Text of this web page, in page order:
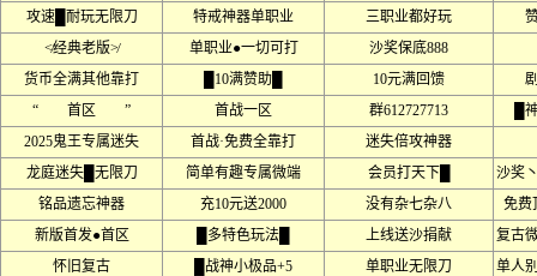
攻速█耐玩无限刀
特戒神器单职业 三职业都好玩
≮经典老版≯
单职业●一切可打
沙奖保底888
货币全满其他靠打
█10满赞助█ 10元满回馈
“ 首区 ”
首战一区 群612727713
█
2025鬼王专属迷失
首战·免费全靠打
迷失倍攻神器
龙庭迷失█无限刀
简单有趣专属微端 会员打天下█
沙奖
铭品遗忘神器
充10元送2000 没有杂七杂八
免
新版首发●首区
█多特色玩法█ 上线送沙捐献
复古
怀旧复古
█战神小极品+5 单职业无限刀
单人